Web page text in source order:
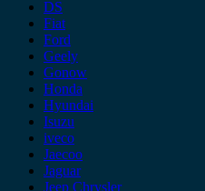
DS
Fiat
Ford
Geely
Gonow
Honda
Hyundai
Isuzu
iveco
Jaecoo
Jaguar
Jeep Chrysler